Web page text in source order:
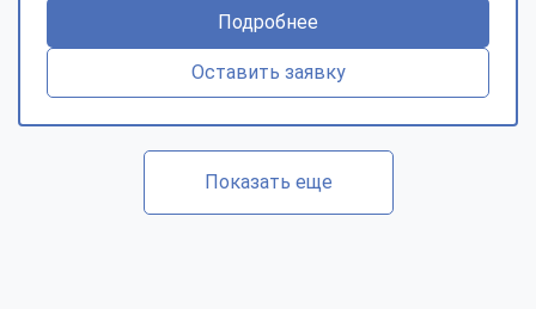
Подробнее
Оставить заявку
Показать еще